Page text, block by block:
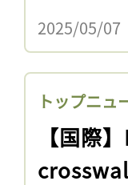
2025/05/07
トップニュ
【国際